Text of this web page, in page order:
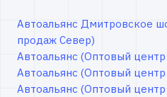
Автоальянс Дмитровское
продаж Север)
Автоальянс (Оптовый
Автоальянс (Оптовый
Автоальянс (Оптовый